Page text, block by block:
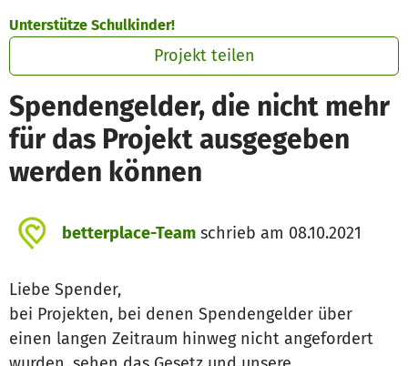
Unterstütze Schulkinder!
Projekt teilen
Spendengelder, die nicht mehr
für das Projekt ausgegeben
werden können
betterplace-Team schrieb am 08.10.2021
Liebe Spender,
bei Projekten, bei denen Spendengelder über
einen langen Zeitraum hinweg nicht angefordert